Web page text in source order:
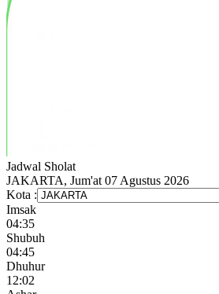
Jadwal Sholat
JAKARTA, Jum'at 07 Agustus 2026
Kota :
Imsak
04:35
Shubuh
04:45
Dhuhur
12:02